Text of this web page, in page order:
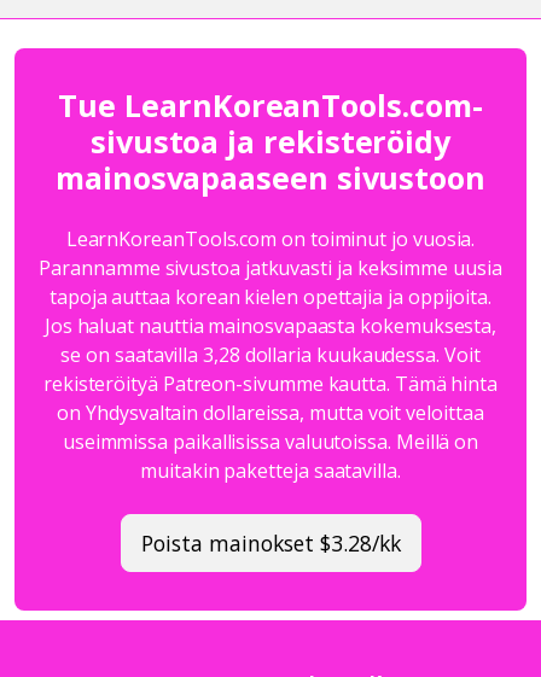
Tue LearnKoreanTools.com-
sivustoa ja rekisteröidy
mainosvapaaseen sivustoon
LearnKoreanTools.com on toiminut jo vuosia.
Parannamme sivustoa jatkuvasti ja keksimme uusia
tapoja auttaa korean kielen opettajia ja oppijoita.
Jos haluat nauttia mainosvapaasta kokemuksesta,
se on saatavilla 3,28 dollaria kuukaudessa. Voit
rekisteröityä Patreon-sivumme kautta. Tämä hinta
on Yhdysvaltain dollareissa, mutta voit veloittaa
useimmissa paikallisissa valuutoissa. Meillä on
muitakin paketteja saatavilla.
Poista mainokset $3.28/kk